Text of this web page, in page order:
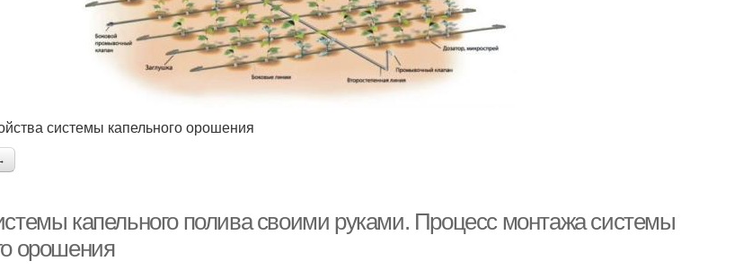
системы капельного орошения
капельного полива своими руками. Процесс монтажа системы
орошения